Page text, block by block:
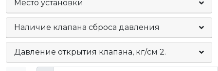
Место установки
Наличие клапана сброса давления
Давление открытия клапана, кг/см 2.